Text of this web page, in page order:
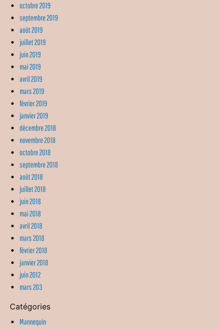
octobre 2019
septembre 2019
août 2019
juillet 2019
juin 2019
mai 2019
avril 2019
mars 2019
février 2019
janvier 2019
décembre 2018
novembre 2018
octobre 2018
septembre 2018
août 2018
juillet 2018
juin 2018
mai 2018
avril 2018
mars 2018
février 2018
janvier 2018
juin 2012
mars 203
Catégories
Mannequin